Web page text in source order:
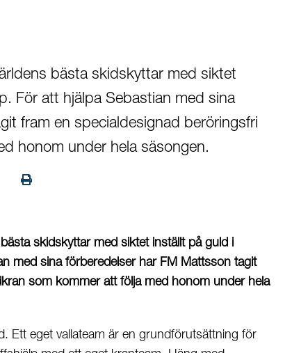
bästa skidskyttar med siktet
För att hjälpa Sebastian med sina
fram en specialdesignad beröringsfri
honom under hela säsongen.
skidskyttar med siktet inställt på guld i
med sina förberedelser har FM Mattsson tagit
som kommer att följa med honom under hela
Ett eget vallateam är en grundförutsättning för